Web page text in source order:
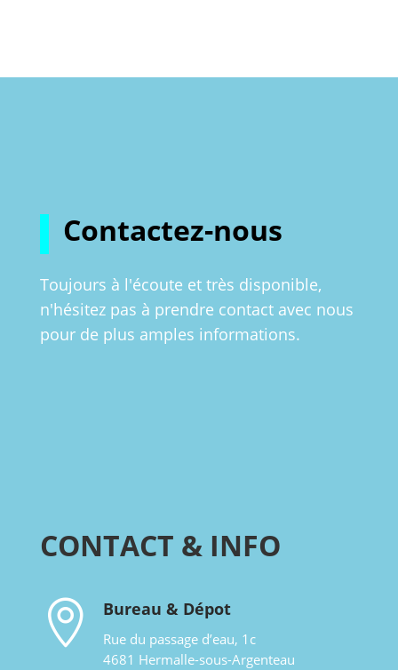
Contactez-nous
Toujours à l'écoute et très disponible,
n'hésitez pas à prendre contact avec nous
pour de plus amples informations.
CONTACT & INFO
 Bureau & Dépot
Rue du passage d’eau, 1c
4681 Hermalle-sous-Argenteau